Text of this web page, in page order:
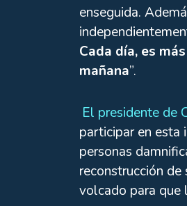
enseguida.
Cada día, es
mañana”.
El presidente de
participar en esta
personas
reconstrucción
volcado para que